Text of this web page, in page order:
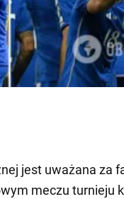
jest uważana za
meczu turnieju